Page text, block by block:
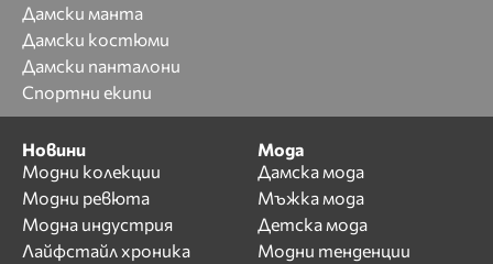
Дамски манта
Дамски костюми
Дамски панталони
Спортни екипи
Новини
Модни колекции
Модни ревюта
Модна индустрия
Лайфстайл хроника
Мода
Дамска мода
Мъжка мода
Детска мода
Модни тенденции